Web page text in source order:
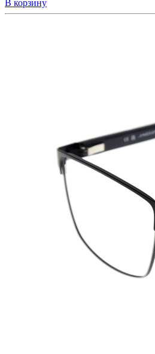
В корзину